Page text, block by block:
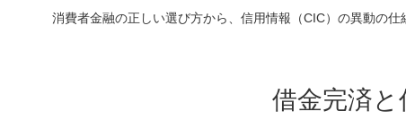
消費者金融の正しい選び方から、信用情報（CIC）の異動の
借金完済